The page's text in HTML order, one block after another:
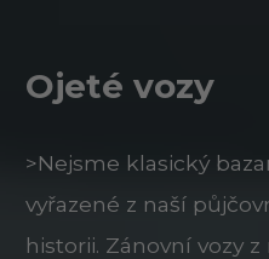
Ojeté vozy
>Nejsme klasický
vyřazené z naší
historii. Zánovní vozy